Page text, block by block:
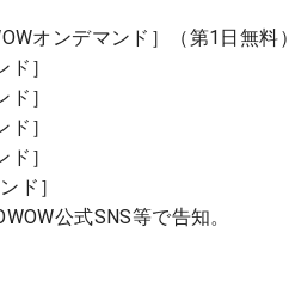
オンデマンド］（第1日無料）
］
］
］
］
ド］
公式SNS等で告知。